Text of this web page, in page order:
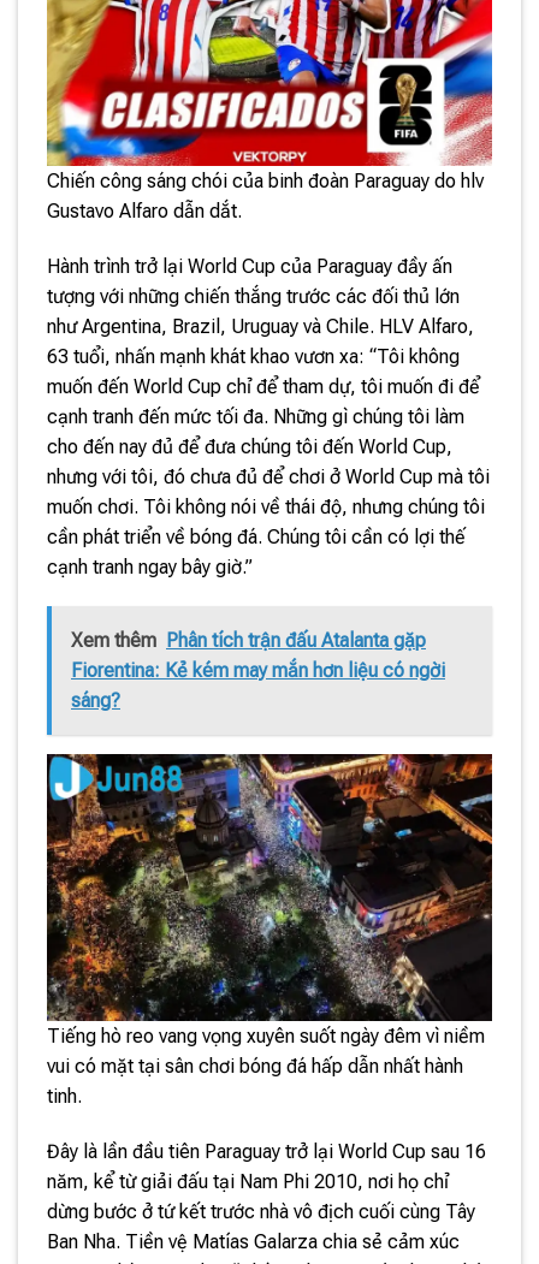
Chiến công sáng chói của binh đoàn Paraguay do hlv
Gustavo Alfaro dẫn dắt.
Hành trình trở lại World Cup của Paraguay đầy ấn
tượng với những chiến thắng trước các đối thủ lớn
như Argentina, Brazil, Uruguay và Chile. HLV Alfaro,
63 tuổi, nhấn mạnh khát khao vươn xa: “Tôi không
muốn đến World Cup chỉ để tham dự, tôi muốn đi để
cạnh tranh đến mức tối đa. Những gì chúng tôi làm
cho đến nay đủ để đưa chúng tôi đến World Cup,
nhưng với tôi, đó chưa đủ để chơi ở World Cup mà tôi
muốn chơi. Tôi không nói về thái độ, nhưng chúng tôi
cần phát triển về bóng đá. Chúng tôi cần có lợi thế
cạnh tranh ngay bây giờ.”
Xem thêm Phân tích trận đấu Atalanta gặp
Fiorentina: Kẻ kém may mắn hơn liệu có ngời
sáng?
Tiếng hò reo vang vọng xuyên suốt ngày đêm vì niềm
vui có mặt tại sân chơi bóng đá hấp dẫn nhất hành
tinh.
Đây là lần đầu tiên Paraguay trở lại World Cup sau 16
năm, kể từ giải đấu tại Nam Phi 2010, nơi họ chỉ
dừng bước ở tứ kết trước nhà vô địch cuối cùng Tây
Ban Nha. Tiền vệ Matías Galarza chia sẻ cảm xúc